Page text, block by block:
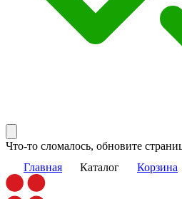
Что-то сломалось, обновите
Главная Каталог Корзина